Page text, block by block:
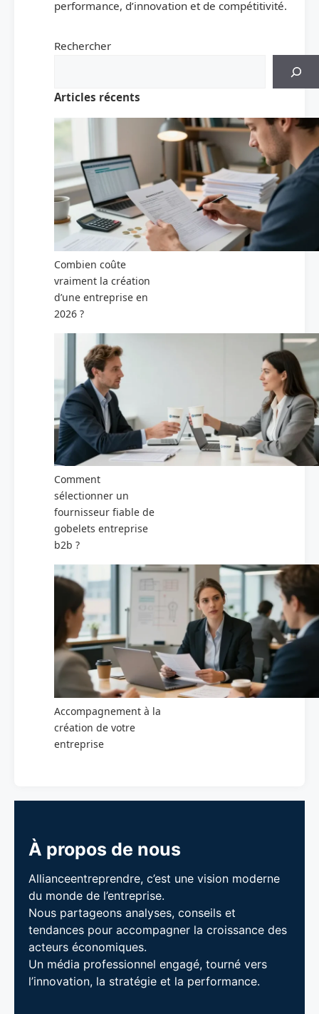
performance, d’innovation et de compétitivité.
Rechercher
Articles récents
Combien coûte
vraiment la création
d’une entreprise en
2026 ?
Comment
sélectionner un
fournisseur fiable de
gobelets entreprise
b2b ?
Accompagnement à la
création de votre
entreprise
À propos de nous
Allianceentreprendre, c’est une vision moderne
du monde de l’entreprise.
Nous partageons analyses, conseils et
tendances pour accompagner la croissance des
acteurs économiques.
Un média professionnel engagé, tourné vers
l’innovation, la stratégie et la performance.